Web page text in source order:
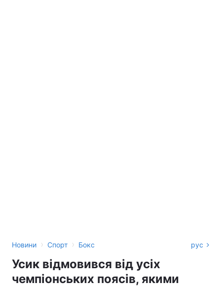
Новини › Спорт › Бокс рус
Усик відмовився від усіх
чемпіонських поясів, якими